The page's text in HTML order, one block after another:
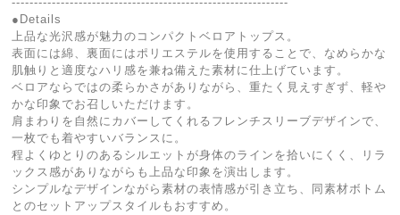
●Details
上品な光沢感が魅力のコンパクトベロアトップス。
表面には綿、裏面にはポリエステルを使用することで、なめらかな
肌触りと適度なハリ感を兼ね備えた素材に仕上げています。
ベロアならではの柔らかさがありながら、重たく見えすぎず、軽や
かな印象でお召しいただけます。
肩まわりを自然にカバーしてくれるフレンチスリーブデザインで、
一枚でも着やすいバランスに。
程よくゆとりのあるシルエットが身体のラインを拾いにくく、リラ
ックス感がありながらも上品な印象を演出します。
シンプルなデザインながら素材の表情感が引き立ち、同素材ボトム
とのセットアップスタイルもおすすめ。